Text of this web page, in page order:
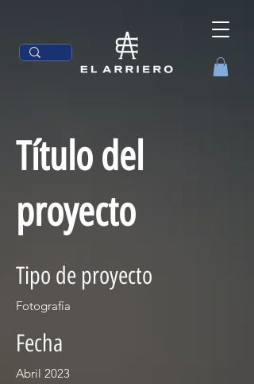
Título del
proyecto
Tipo de proyecto
Fotografía
Fecha
Abril 2023